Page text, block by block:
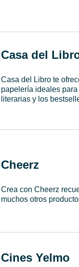
Casa del
Casa del Libro te
papelería ideales
literarias y los
Cheerz
Crea con Cheerz
muchos otros
Cines Yelmo